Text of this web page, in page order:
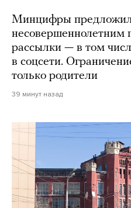
Минцифры
несовершеннолетним
рассылки — в том
в соцсети.
только родители
39 минут назад